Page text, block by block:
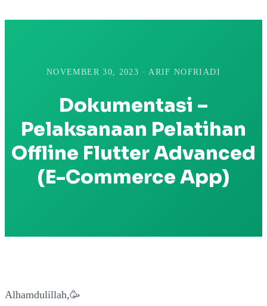
NOVEMBER 30, 2023 · ARIF NOFRIADI
Dokumentasi –
Pelaksanaan Pelatihan
Offline Flutter Advanced
(E-Commerce App)
Alhamdulillah,🥳